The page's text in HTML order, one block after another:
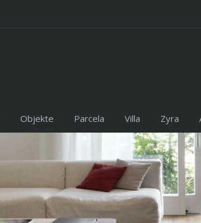
Objekte Parcela Villa Zyra